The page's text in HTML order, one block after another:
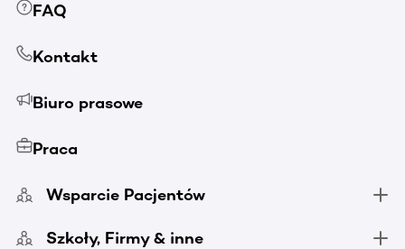
FAQ
Kontakt
Biuro prasowe
Praca
Wsparcie Pacjentów
Szkoły, Firmy & inne